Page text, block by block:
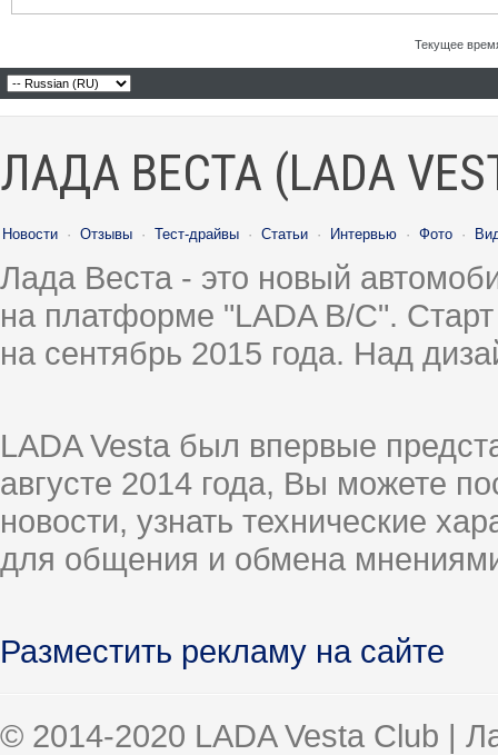
Текущее
ЛАДА ВЕСТА (LADA
Новости · Отзывы · Тест-драйвы · Статьи · Интервью · Фото ·
Лада Веста - это новый
на платформе "LADA B/C".
на сентябрь 2015 года. Над
LADA Vesta был впервые
августе 2014 года, Вы можете
новости, узнать технические
для общения и обмена
Разместить рекламу на сайте
© 2014-2020 LADA Vesta Club |